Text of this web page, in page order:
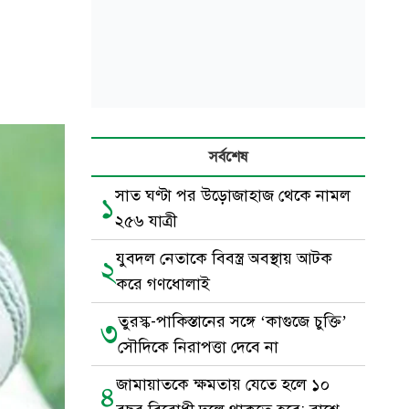
সর্বশেষ
১সাত ঘণ্টা পর উড়োজাহাজ থেকে নামল
২৫৬ যাত্রী
২যুবদল নেতাকে বিবস্ত্র অবস্থায় আটক
করে গণধোলাই
৩তুরস্ক-পাকিস্তানের সঙ্গে ‘কাগুজে চুক্তি’
সৌদিকে নিরাপত্তা দেবে না
৪জামায়াতকে ক্ষমতায় যেতে হলে ১০